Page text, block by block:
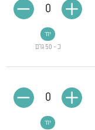
כ - 50 גרם
יח'
0
יח'
0